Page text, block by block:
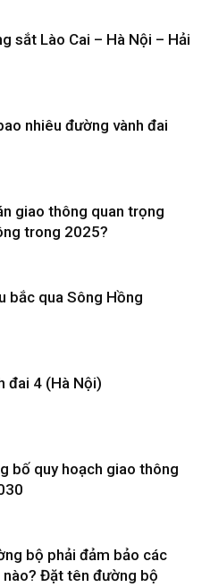
sắt Lào Cai – Hà Nội – Hải
nhiêu đường vành đai
giao thông quan trọng
trong 2025?
bắc qua Sông Hồng
đai 4 (Hà Nội)
bố quy hoạch giao thông
bộ phải đảm bảo các
nào? Đặt tên đường bộ